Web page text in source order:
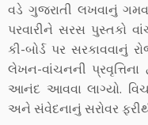
વડે ગુજરાતી લખવાનું
પરવારીને સરસ પુસ્તકો
કી-બોર્ડ પર
લેખન-વાંચનની
આનંદ આવવા લાગ્યો.
અને સંવેદનાનું સરોવર